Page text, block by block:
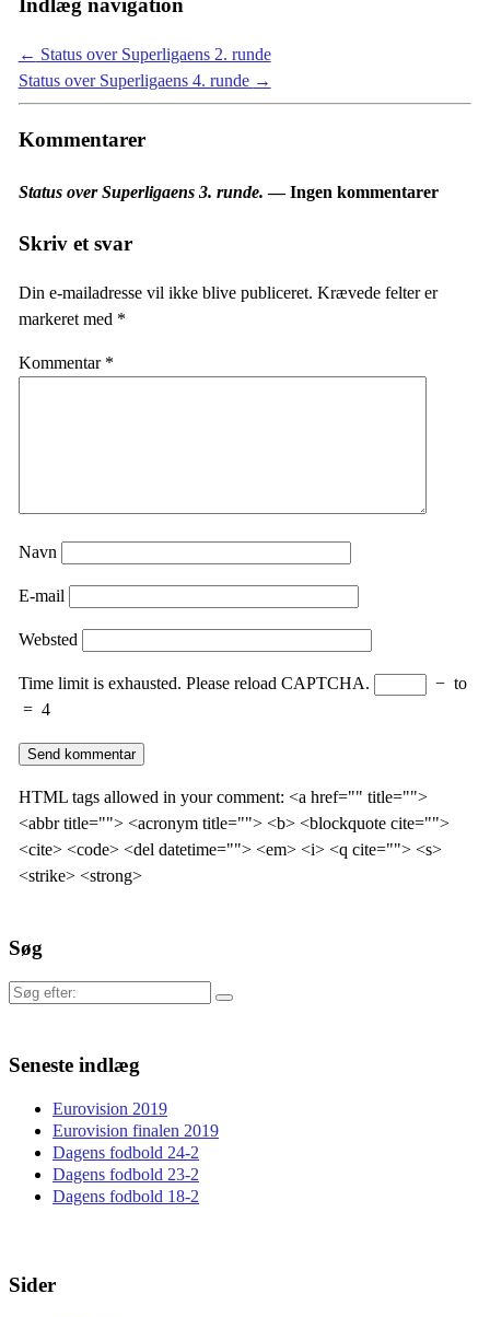
Indlæg navigation
← Status over Superligaens 2. runde
Status over Superligaens 4. runde →
Kommentarer
Status over Superligaens 3. runde. — Ingen kommentarer
Skriv et svar
Din e-mailadresse vil ikke blive publiceret. Krævede felter er
markeret med *
Kommentar *
Navn
E-mail
Websted
Time limit is exhausted. Please reload CAPTCHA. − to
= 4
HTML tags allowed in your comment: <a href="" title="">
<abbr title=""> <acronym title=""> <b> <blockquote cite="">
<cite> <code> <del datetime=""> <em> <i> <q cite=""> <s>
<strike> <strong>
Søg
Søg
Seneste indlæg
Eurovision 2019
Eurovision finalen 2019
Dagens fodbold 24-2
Dagens fodbold 23-2
Dagens fodbold 18-2
Sider